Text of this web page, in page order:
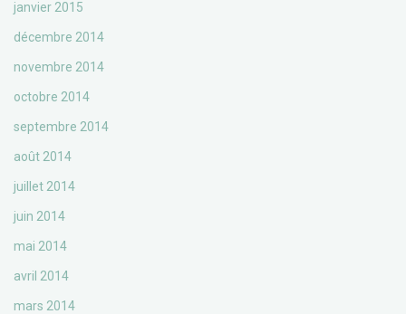
janvier 2015
décembre 2014
novembre 2014
octobre 2014
septembre 2014
août 2014
juillet 2014
juin 2014
mai 2014
avril 2014
mars 2014